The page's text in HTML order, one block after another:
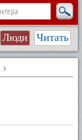
Люди Читать